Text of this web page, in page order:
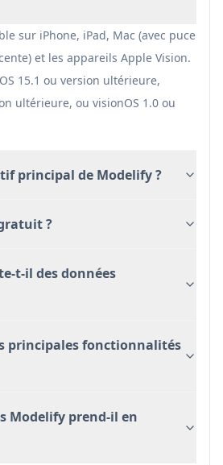
3D pour une meilleure
et un engagement accru
d'actifs de jeu: Les
jeux peuvent rapidement
2D en actifs 3D pour
compétence technique
rapide alimenté par
ou version ultérieure
de crédits avec des
requis pour une utilisation
sur iPhone, iPad, Mac (avec puce
et les appareils Apple Vision.
15.1 ou version ultérieure,
ultérieure, ou visionOS 1.0 ou
principal de Modelify ?
?
t-il des données
principales fonctionnalités
Modelify prend-il en